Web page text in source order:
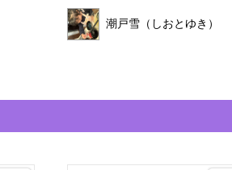
潮戸雪（しおとゆき）